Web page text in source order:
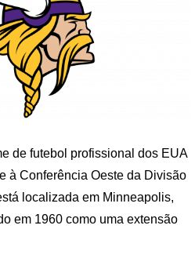
de futebol profissional dos EUA
à Conferência Oeste da Divisão
localizada em Minneapolis,
em 1960 como uma extensão